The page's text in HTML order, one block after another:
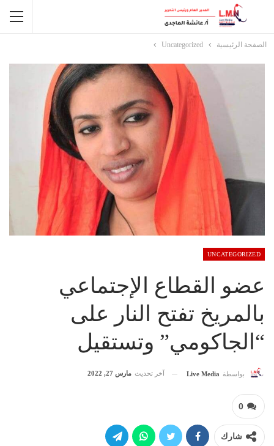
الصفحة الرئيسية Uncategorized
UNCATEGORIZED
عضو القطاع الإجتماعي
بالمريخ تفتح النار على
“الجاكومي” وتستقيل
بواسطة Live Media آخر تحديث مارس 27, 2022
0
شارك